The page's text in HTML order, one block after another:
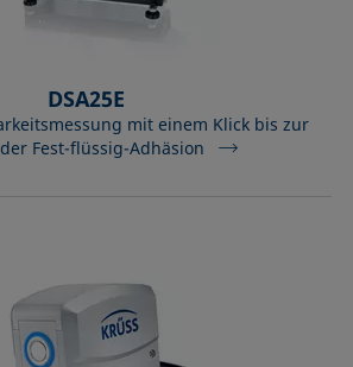
DSA25E
mit einem Klick bis zur
Fest-flüssig-Adhäsion